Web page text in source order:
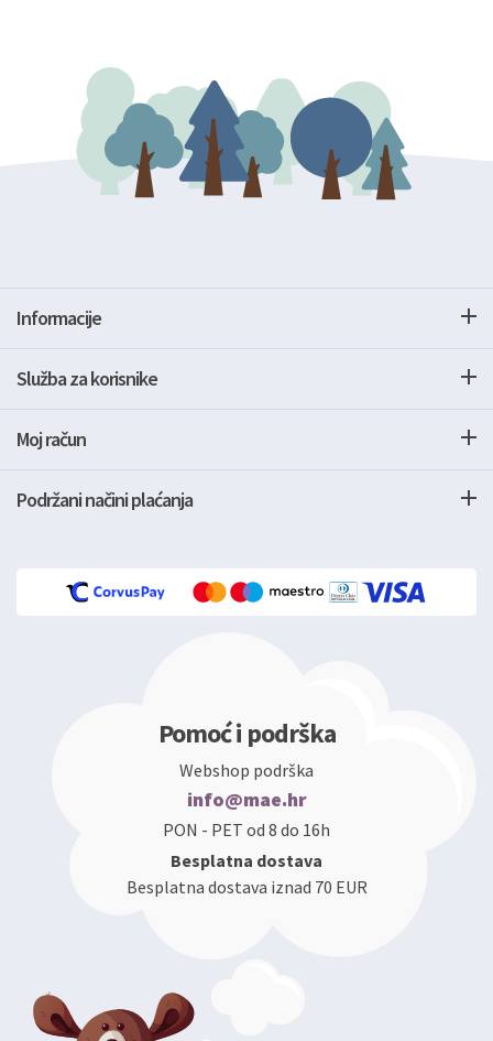
Informacije
Služba za korisnike
Moj račun
Podržani načini plaćanja
Pomoć i podrška
Webshop podrška
info@mae.hr
PON - PET od 8 do 16h
Besplatna dostava
Besplatna dostava iznad 70 EUR